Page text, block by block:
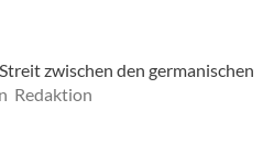
zwischen den germanischen
Redaktion